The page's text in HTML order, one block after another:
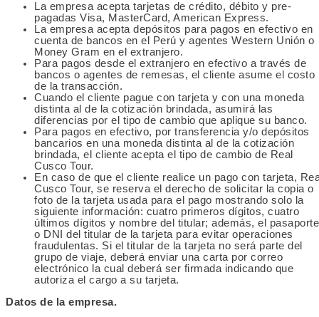
La empresa acepta tarjetas de crédito, débito y pre-
pagadas Visa, MasterCard, American Express.
La empresa acepta depósitos para pagos en efectivo en
cuenta de bancos en el Perú y agentes Western Unión o
Money Gram en el extranjero.
Para pagos desde el extranjero en efectivo a través de
bancos o agentes de remesas, el cliente asume el costo
de la transacción.
Cuando el cliente pague con tarjeta y con una moneda
distinta al de la cotización brindada, asumirá las
diferencias por el tipo de cambio que aplique su banco.
Para pagos en efectivo, por transferencia y/o depósitos
bancarios en una moneda distinta al de la cotización
brindada, el cliente acepta el tipo de cambio de Real
Cusco Tour.
En caso de que el cliente realice un pago con tarjeta,
Cusco Tour, se reserva el derecho de solicitar la copia o
foto de la tarjeta usada para el pago mostrando solo la
siguiente información: cuatro primeros dígitos, cuatro
últimos dígitos y nombre del titular; además, el pasaporte
o DNI del titular de la tarjeta para evitar operaciones
fraudulentas. Si el titular de la tarjeta no será parte del
grupo de viaje, deberá enviar una carta por correo
electrónico la cual deberá ser firmada indicando que
autoriza el cargo a su tarjeta.
Datos de la empresa.